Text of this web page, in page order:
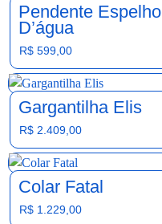
Pendente Espelho
D’água
R$ 599,00
Gargantilha Elis
R$ 2.409,00
Colar Fatal
R$ 1.229,00